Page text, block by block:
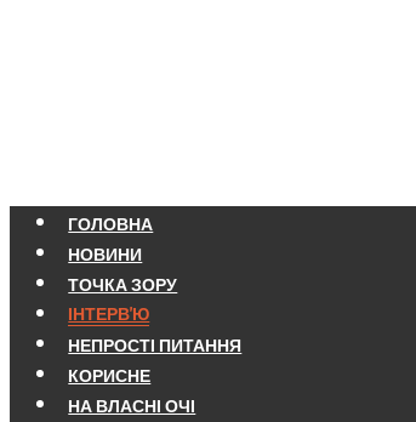
ГОЛОВНА
НОВИНИ
ТОЧКА ЗОРУ
ІНТЕРВ'Ю
НЕПРОСТІ ПИТАННЯ
КОРИСНЕ
НА ВЛАСНІ ОЧІ